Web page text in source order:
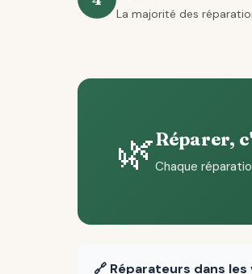
La majorité des
🌿Réparer,
Chaque
🔗 Réparateurs dans